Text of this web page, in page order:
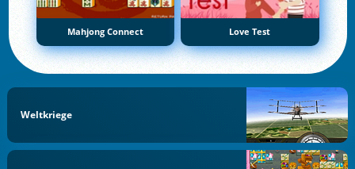
Mahjong Connect Love Test
Weltkriege